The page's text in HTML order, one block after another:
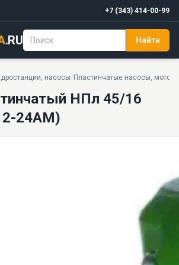
+7 (343) 414-00-99
.RU Найти
насосы/ Пластинчатые насосы, моторы
НПл 45/16 (аналог БГ12-24АМ)
НПл 45/16
24АМ)